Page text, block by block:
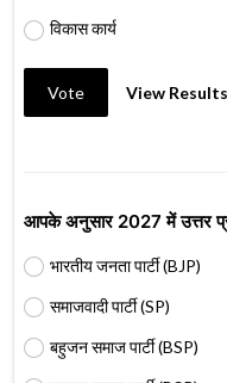
विकास कार्य
Vote View Results
आपके अनुसार 2027 में उत्तर
भारतीय जनता पार्टी (BJP)
समाजवादी पार्टी (SP)
बहुजन समाज पार्टी (BSP)